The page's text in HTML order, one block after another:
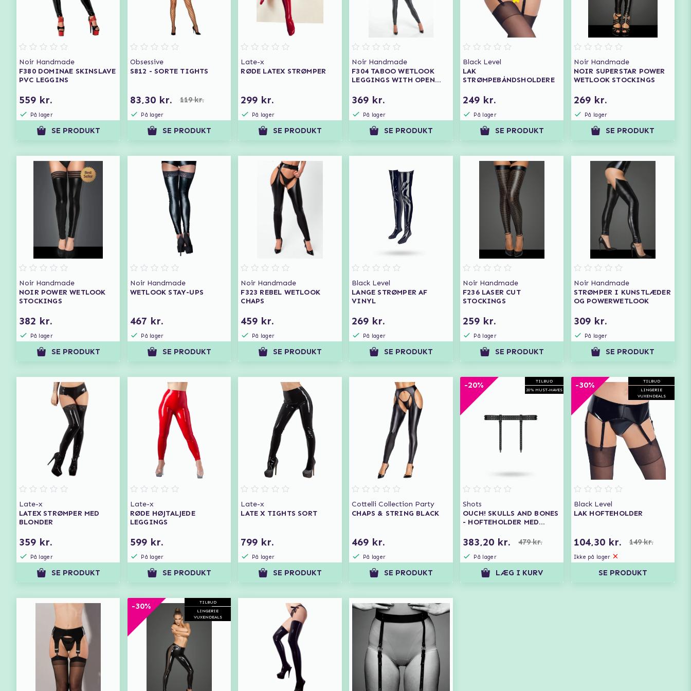
Noir Handmade
F380 DOMINAE SKINSLAVE
PVC LEGGINS
559 kr.
På lager
SE PRODUKT
Obsessive
S812 - SORTE TIGHTS
83,30 kr. 119 kr.
På lager
SE PRODUKT
Late-x
RØDE LATEX STRØMPER
299 kr.
På lager
SE PRODUKT
Noir Handmade
F304 TABOO WETLOOK
LEGGINGS WITH OPEN
369 kr.
På lager
SE PRODUKT
Black Level
LAK
STRØMPEBÅNDSHOLDERE
249 kr.
På lager
SE PRODUKT
Noir Handmade
NOIR SUPERSTAR POWER
WETLOOK STOCKINGS
269 kr.
På lager
SE PRODUKT
Noir Handmade
NOIR POWER WETLOOK
STOCKINGS
382 kr.
På lager
SE PRODUKT
Noir Handmade
WETLOOK STAY-UPS
467 kr.
På lager
SE PRODUKT
Noir Handmade
F323 REBEL WETLOOK
CHAPS
459 kr.
På lager
SE PRODUKT
Black Level
LANGE STRØMPER AF
VINYL
269 kr.
På lager
SE PRODUKT
Noir Handmade
F236 LASER CUT
STOCKINGS
259 kr.
På lager
SE PRODUKT
Noir Handmade
STRØMPER I KUNSTLÆDER
OG POWERWETLOOK
309 kr.
På lager
SE PRODUKT
Late-x
LATEX STRØMPER MED
BLONDER
359 kr.
På lager
SE PRODUKT
Late-x
RØDE HØJTALJEDE
LEGGINGS
599 kr.
På lager
SE PRODUKT
Late-x
LATE X TIGHTS SORT
799 kr.
På lager
SE PRODUKT
Cottelli Collection Party
CHAPS & STRING BLACK
469 kr.
På lager
SE PRODUKT
TILBUD
20% MUST-HAVES
-20%
Shots
OUCH! SKULLS AND BONES
- HOFTEHOLDER MED
383,20 kr. 479 kr.
På lager
LÆG I KURV
TILBUD
LINGERIE
VUXENDEALS
-30%
Black Level
LAK HOFTEHOLDER
104,30 kr. 149 kr.
Ikke på lager
SE PRODUKT
TILBUD
LINGERIE
VUXENDEALS
-30%